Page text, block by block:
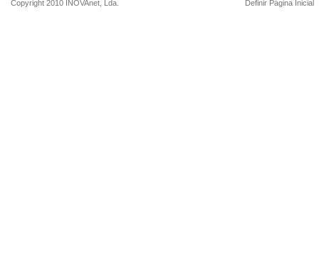
Copyright 2010 INOVAnet , Lda. Definir Página Inicial